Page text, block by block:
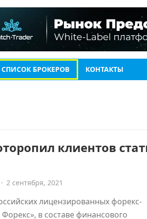
СПИСОК БРОКЕРОВ КОНТАКТЫ
клиентов
· 2 сентября, 2021
лицензированных форекс-
в составе финансового